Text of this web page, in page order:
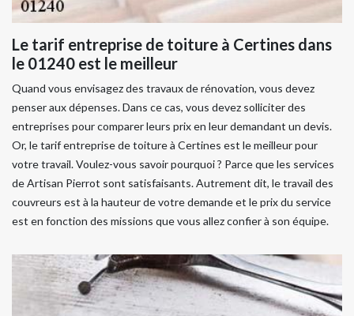
Le tarif entreprise de toiture à Certines dans
le 01240 est le meilleur
Quand vous envisagez des travaux de rénovation, vous devez
penser aux dépenses. Dans ce cas, vous devez solliciter des
entreprises pour comparer leurs prix en leur demandant un devis.
Or, le tarif entreprise de toiture à Certines est le meilleur pour
votre travail. Voulez-vous savoir pourquoi ? Parce que les services
de Artisan Pierrot sont satisfaisants. Autrement dit, le travail des
couvreurs est à la hauteur de votre demande et le prix du service
est en fonction des missions que vous allez confier à son équipe.